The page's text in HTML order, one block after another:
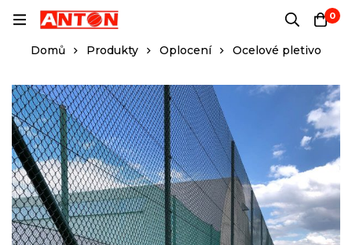
0
Domů Produkty Oplocení Ocelové pletivo